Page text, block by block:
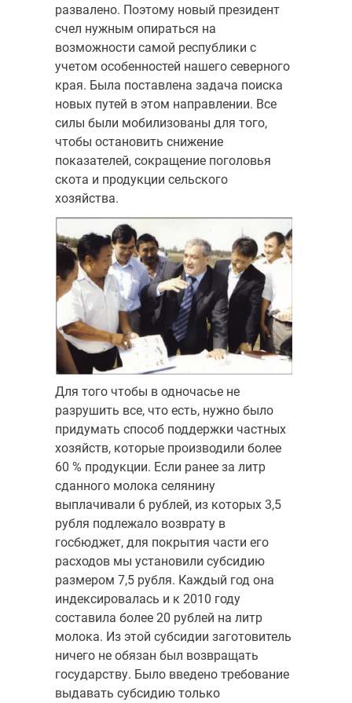
развалено. Поэтому новый президент
счел нужным опираться на
возможности самой республики с
учетом особенностей нашего северного
края. Была поставлена задача поиска
новых путей в этом направлении. Все
силы были мобилизованы для того,
чтобы остановить снижение
показателей, сокращение поголовья
скота и продукции сельского
хозяйства.
Для того чтобы в одночасье не
разрушить все, что есть, нужно было
придумать способ поддержки частных
хозяйств, которые производили более
60 % продукции. Если ранее за литр
сданного молока селянину
выплачивали 6 рублей, из которых 3,5
рубля подлежало возврату в
госбюджет, для покрытия части его
расходов мы установили субсидию
размером 7,5 рубля. Каждый год она
индексировалась и к 2010 году
составила более 20 рублей на литр
молока. Из этой субсидии заготовитель
ничего не обязан был возвращать
государству. Было введено требование
выдавать субсидию только